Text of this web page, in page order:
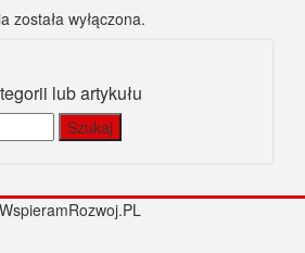
została wyłączona.
lub artykułu